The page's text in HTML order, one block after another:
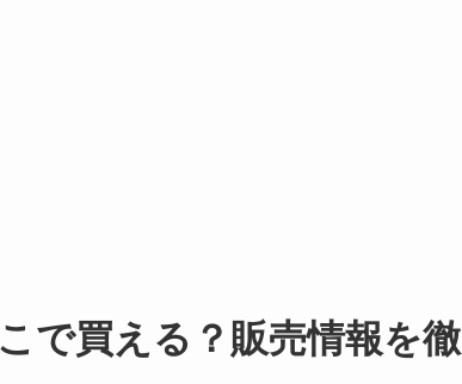
で買える？販売情報を徹